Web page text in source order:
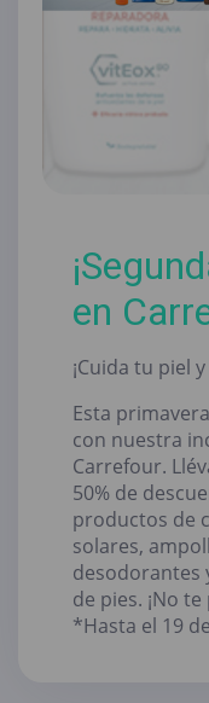
en
¡Cuida tu piel
Esta
con nuestra
Carrefour.
50% de
productos de
solares,
desodorantes
de pies. ¡No
*Hasta el 19